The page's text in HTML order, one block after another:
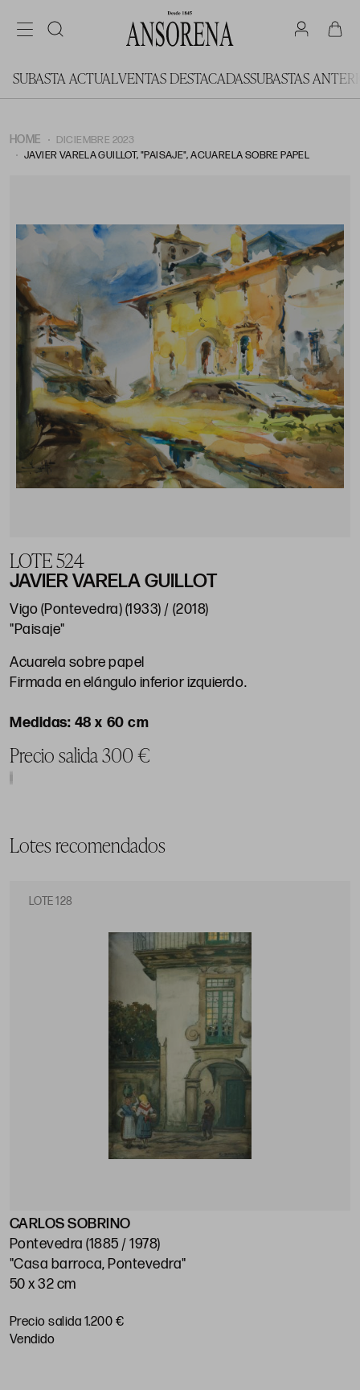
SUBASTA ACTUALVENTAS DESTACADASSUBASTAS
HOME
DICIEMBRE 2023
JAVIER VARELA GUILLOT, "PAISAJE", ACUARELA SOBRE PAPEL
LOTE 524
JAVIER VARELA GUILLOT
Vigo (Pontevedra) (1933) / (2018)
"Paisaje"
Acuarela sobre papel
Firmada en elángulo inferior izquierdo.
48 x 60 cm
Precio salida 300 €
Lotes recomendados
LOTE 128
CARLOS SOBRINO
Pontevedra (1885 / 1978)
"Casa barroca, Pontevedra"
50 x 32 cm
Precio salida 1.200 €
vendido